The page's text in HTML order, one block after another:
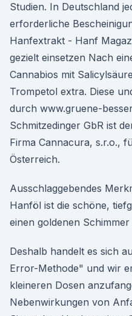
Studien. In Deutschland
erforderliche
Hanfextrakt - Hanf
gezielt einsetzen Nach
Cannabios mit
Trompetol extra. Diese
durch www.gruene-
Schmitzedinger GbR ist
Firma Cannacura, s.r.o.,
Österreich.
Ausschlaggebendes
Hanföl ist die schöne,
einen goldenen
Deshalb handelt es sich
Error-Methode" und wir
kleineren Dosen
Nebenwirkungen von